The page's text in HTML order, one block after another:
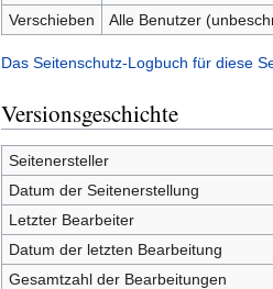
Verschieben
Alle Benutzer
Das Seitenschutz-Logbuch für diese
Versionsgeschichte
Seitenersteller
Datum der Seitenerstellung
Letzter Bearbeiter
Datum der letzten Bearbeitung
Gesamtzahl der Bearbeitungen